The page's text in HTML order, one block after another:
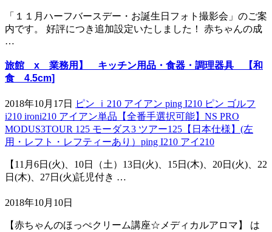
「１１月ハーフバースデー・お誕生日フォト撮影会」のご案
内です。 好評につき追加設定いたしました！ 赤ちゃんの成
…
旅館 x 業務用】 キッチン用品・食器・調理器具 【和
食 4.5cm]
2018年10月17日
ピン ｉ210 アイアン ping I210 ピン ゴルフ
i210 ironi210 アイアン単品【全番手選択可能】NS PRO
MODUS3TOUR 125 モーダス3 ツアー125【日本仕様】(左
用・レフト・レフティーあり）ping I210 アイ210
【11月6日(火)、10日（土）13日(火)、15日(木)、20日(火)、22
日(木)、27日(火)託児付き …
2018年10月10日
【赤ちゃんのほっぺクリーム講座☆メディカルアロマ】 は